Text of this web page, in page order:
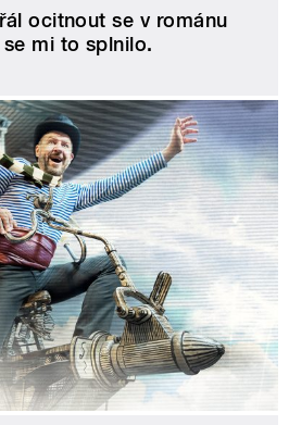
ocitnout se v románu
mi to splnilo.